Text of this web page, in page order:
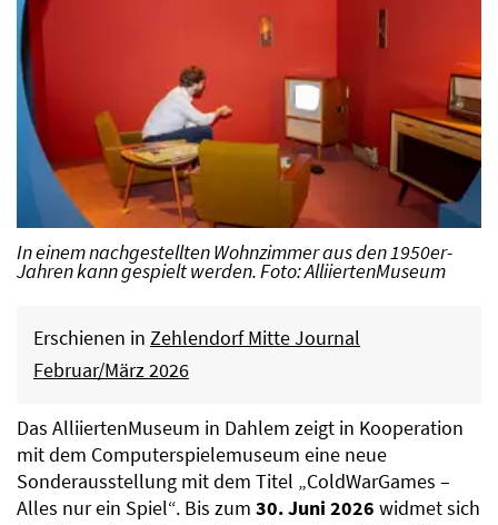
In einem nachgestellten Wohnzimmer aus den 1950er-
Jahren kann gespielt werden. Foto: AlliiertenMuseum
Erschienen in Zehlendorf Mitte Journal
Februar/März 2026
Das AlliiertenMuseum in Dahlem zeigt in Kooperation
mit dem Computerspielemuseum eine neue
Sonderausstellung mit dem Titel „ColdWarGames –
Alles nur ein Spiel“. Bis zum 30. Juni 2026 widmet sich